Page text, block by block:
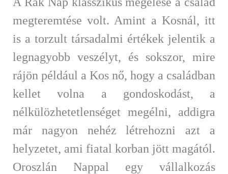
megteremtése volt. Amint a Kosnál, itt
is a torzult társadalmi értékek jelentik a
legnagyobb veszélyt, és sokszor, mire
rájön például a Kos nő, hogy a családban
kellet volna a gondoskodást, a
nélkülözhetetlenséget megélni, addigra
már nagyon nehéz létrehozni azt a
helyzetet, ami fiatal korban jött magától.
Oroszlán Nappal egy vállalkozás